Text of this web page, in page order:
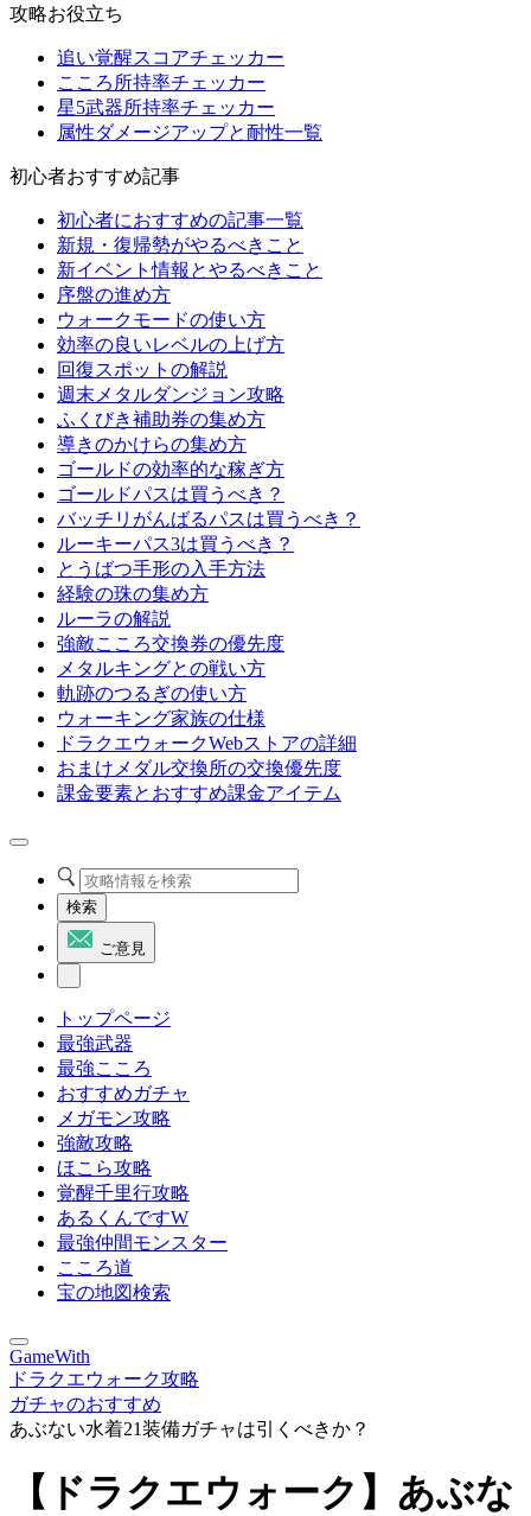
攻略お役立ち
追い覚醒スコアチェッカー
こころ所持率チェッカー
星5武器所持率チェッカー
属性ダメージアップと耐性一覧
初心者おすすめ記事
初心者におすすめの記事一覧
新規・復帰勢がやるべきこと
新イベント情報とやるべきこと
序盤の進め方
ウォークモードの使い方
効率の良いレベルの上げ方
回復スポットの解説
週末メタルダンジョン攻略
ふくびき補助券の集め方
導きのかけらの集め方
ゴールドの効率的な稼ぎ方
ゴールドパスは買うべき？
バッチリがんばるパスは買うべき？
ルーキーパス3は買うべき？
とうばつ手形の入手方法
経験の珠の集め方
ルーラの解説
強敵こころ交換券の優先度
メタルキングとの戦い方
軌跡のつるぎの使い方
ウォーキング家族の仕様
ドラクエウォークWebストアの詳細
おまけメダル交換所の交換優先度
課金要素とおすすめ課金アイテム
検索
ご意見
トップページ
最強武器
最強こころ
おすすめガチャ
メガモン攻略
強敵攻略
ほこら攻略
覚醒千里行攻略
あるくんですW
最強仲間モンスター
こころ道
宝の地図検索
GameWith
ドラクエウォーク攻略
ガチャのおすすめ
あぶない水着21装備ガチャは引くべきか？
【ドラクエウォーク】あぶな